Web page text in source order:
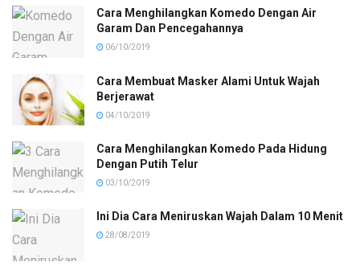
Cara Menghilangkan Komedo Dengan Air
Garam Dan Pencegahannya
06/10/2019
Cara Membuat Masker Alami Untuk Wajah
Berjerawat
04/10/2019
Cara Menghilangkan Komedo Pada Hidung
Dengan Putih Telur
03/10/2019
Ini Dia Cara Meniruskan Wajah Dalam 10 Menit
28/08/2019